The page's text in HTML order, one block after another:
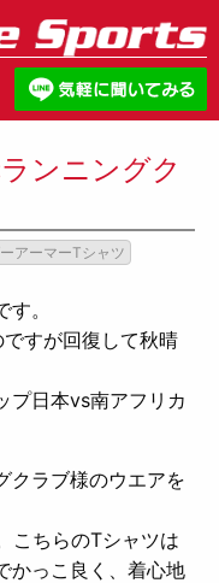
ンニングク
アーマーTシャツ
。
すが回復して秋晴
プ日本vs南アフリカ
クラブ様のウエアを
こちらのTシャツは
かっこ良く、着心地